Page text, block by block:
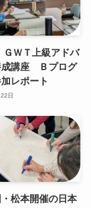
ＷＴ上級アドバ
成講座 Ｂプログ
レポート
日
松本開催の日本